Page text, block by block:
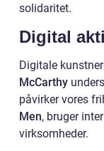
solidaritet.
Digital
Digitale
McCarthy
påvirker vores
Men, bruger
virksomheder.